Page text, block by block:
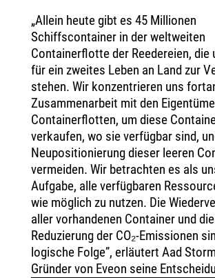
„Allein heute gibt es 45 Millionen
Schiffscontainer in der weltweiten
Containerflotte der Reedereien, die
für ein zweites Leben an Land zur
stehen. Wir konzentrieren uns
Zusammenarbeit mit den
Containerflotten, um diese
verkaufen, wo sie verfügbar sind,
Neupositionierung dieser leeren
vermeiden. Wir betrachten es als
Aufgabe, alle verfügbaren
wie möglich zu nutzen. Die
aller vorhandenen Container und die
Reduzierung der CO₂-Emissionen
logische Folge”, erläutert Aad
Gründer von Eveon seine